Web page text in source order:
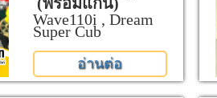
Wave110i , Dream
Super Cub
อ่านต่อ